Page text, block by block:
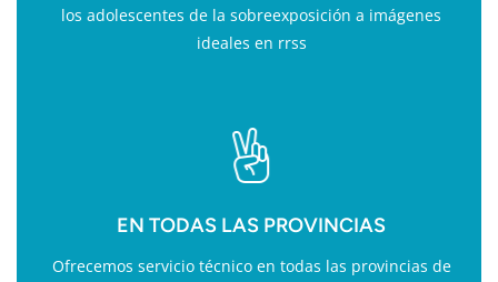
los adolescentes de la sobreexposición a imágenes
ideales en rrss
EN TODAS LAS PROVINCIAS
Ofrecemos servicio técnico en todas las provincias de